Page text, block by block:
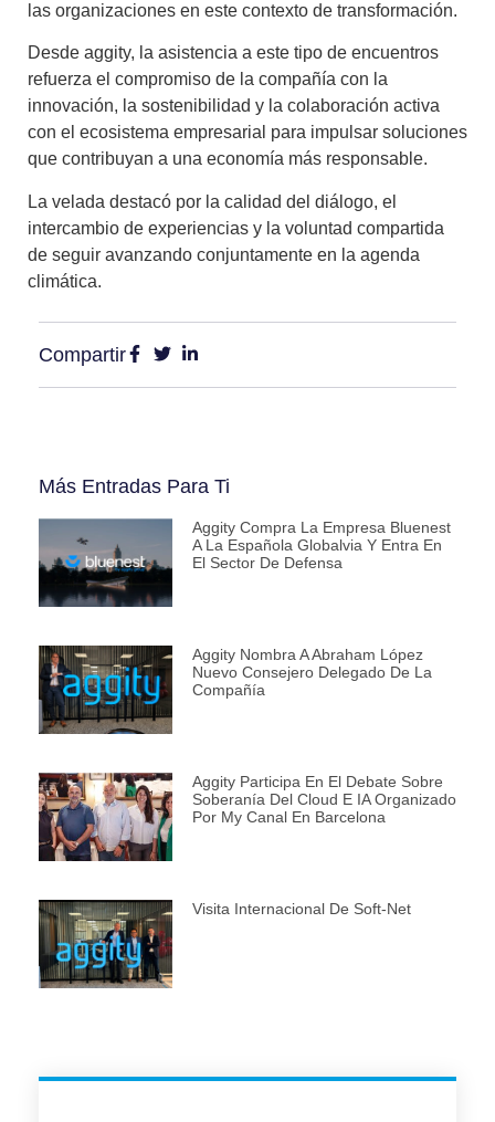
las organizaciones en este contexto de transformación.
Desde aggity, la asistencia a este tipo de encuentros
refuerza el compromiso de la compañía con la
innovación, la sostenibilidad y la colaboración activa
con el ecosistema empresarial para impulsar soluciones
que contribuyan a una economía más responsable.
La velada destacó por la calidad del diálogo, el
intercambio de experiencias y la voluntad compartida
de seguir avanzando conjuntamente en la agenda
climática.
Compartir
Más Entradas Para Ti
Aggity Compra La Empresa Bluenest
A La Española Globalvia Y Entra En
El Sector De Defensa
Aggity Nombra A Abraham López
Nuevo Consejero Delegado De La
Compañía
Aggity Participa En El Debate Sobre
Soberanía Del Cloud E IA Organizado
Por My Canal En Barcelona
Visita Internacional De Soft-Net